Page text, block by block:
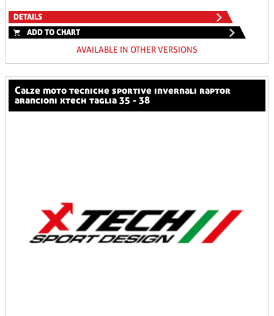
DETAILS
ADD TO CHART
AVAILABLE IN OTHER VERSIONS
calze moto tecniche sportive invernali raptor
arancioni xtech taglia 35 - 38